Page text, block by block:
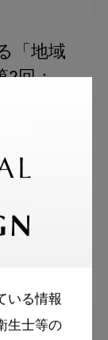
いる情報
生士等の
「地域
2回：
ア